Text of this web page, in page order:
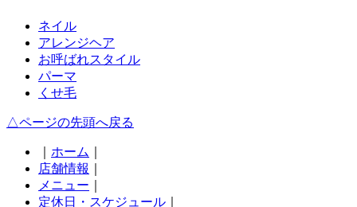
ネイル
アレンジヘア
お呼ばれスタイル
パーマ
くせ毛
△ページの先頭へ戻る
ホーム
店舗情報
メニュー
定休日・スケジュール